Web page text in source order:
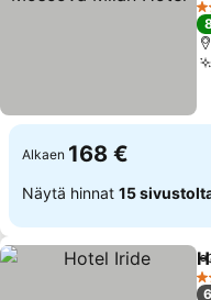
4
Alkaen 168 €
Näytä hinnat 15
2